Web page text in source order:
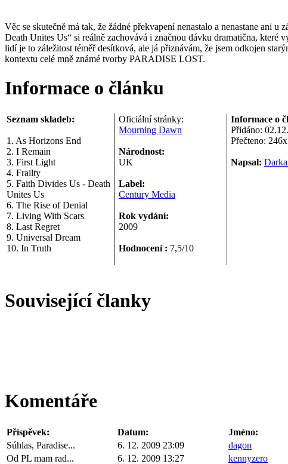
Věc se skutečně má tak, že žádné překvapení nenastalo a nenastane ani
Death Unites Us“ si reálně zachovává i značnou dávku dramatična,
lidí je to záležitost téměř desítková, ale já přiznávám, že jsem odkojen
kontextu celé mně známé tvorby PARADISE LOST.
Informace o článku
Seznam skladeb:
1. As Horizons End
2. I Remain
3. First Light
4. Frailty
5. Faith Divides Us - Death
Unites Us
6. The Rise of Denial
7. Living With Scars
8. Last Regret
9. Universal Dream
10. In Truth
Oficiální stránky:
Mourning Dawn
Národnost:
UK
Label:
Century Media
Rok vydání:
2009
Hodnocení : 7,5/10
Informace o
Přidáno:
Přečteno: 246x
Napsal:
Související članky
Komentáře
Příspěvek: Datum:
Jméno:
Súhlas, Paradise...
6. 12. 2009 23:09
dagon
Od PL mam rad...
6. 12. 2009 13:27
kennyzero